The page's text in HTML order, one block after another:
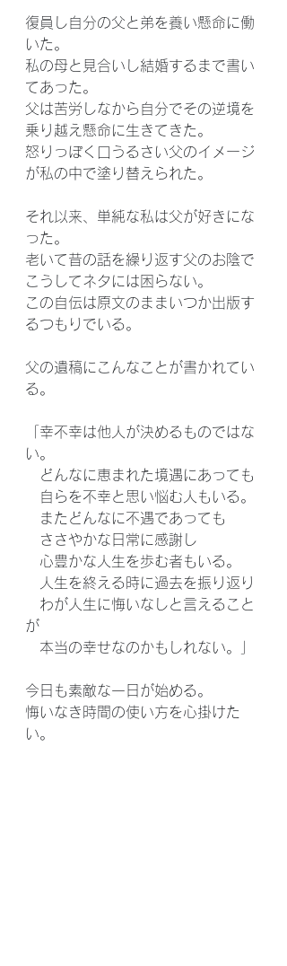
復員し自分の父と弟を養い懸命に働
いた。
私の母と見合いし結婚するまで書い
てあった。
父は苦労しなから自分でその逆境を
乗り越え懸命に生きてきた。
怒りっぽく口うるさい父のイメージ
が私の中で塗り替えられた。
それ以来、単純な私は父が好きにな
った。
老いて昔の話を繰り返す父のお陰で
こうしてネタには困らない。
この自伝は原文のままいつか出版す
るつもりでいる。
父の遺稿にこんなことが書かれてい
る。
「幸不幸は他人が決めるものではな
い。
どんなに恵まれた境遇にあっても
自らを不幸と思い悩む人もいる。
またどんなに不遇であっても
ささやかな日常に感謝し
心豊かな人生を歩む者もいる。
人生を終える時に過去を振り返り
わが人生に悔いなしと言えること
が
本当の幸せなのかもしれない。」
今日も素敵な一日が始める。
悔いなき時間の使い方を心掛けた
い。